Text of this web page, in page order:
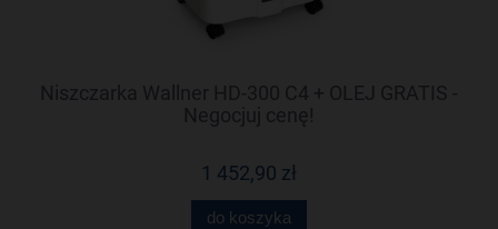
Niszczarka Wallner HD-300 C4 + OLEJ GRATIS -
Negocjuj cenę!
1 452,90 zł
do koszyka